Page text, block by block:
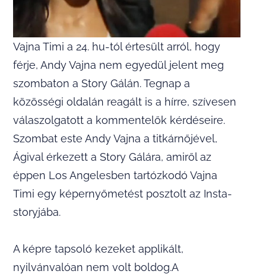
Vajna Timi a 24. hu-tól értesült arról, hogy
férje, Andy Vajna nem egyedül jelent meg
szombaton a Story Gálán. Tegnap a
közösségi oldalán reagált is a hírre, szívesen
válaszolgatott a kommentelők kérdéseire.
Szombat este Andy Vajna a titkárnőjével,
Ágival érkezett a Story Gálára, amiről az
éppen Los Angelesben tartózkodó Vajna
Timi egy képernyőmetést posztolt az Insta-
storyjába.
A képre tapsoló kezeket applikált,
nyilvánvalóan nem volt boldog.A